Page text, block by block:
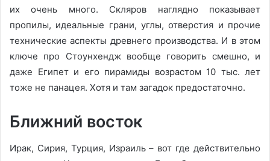
их очень много. Скляров наглядно показывает
пропилы, идеальные грани, углы, отверстия и прочие
технические аспекты древнего производства. И в этом
ключе про Стоунхендж вообще говорить смешно, и
даже Египет и его пирамиды возрастом 10 тыс. лет
тоже не панацея. Хотя и там загадок предостаточно.
Ближний восток
Ирак, Сирия, Турция, Израиль – вот где действительно